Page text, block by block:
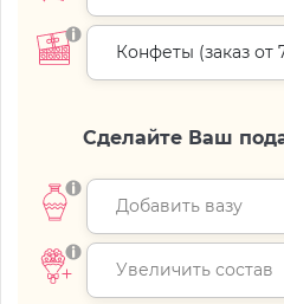
Конфеты (заказ от
Сделайте Ваш
Добавить вазу
Увеличить состав